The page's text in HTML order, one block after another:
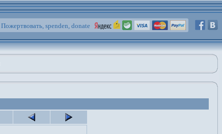
Пожертвовать, spenden, donate